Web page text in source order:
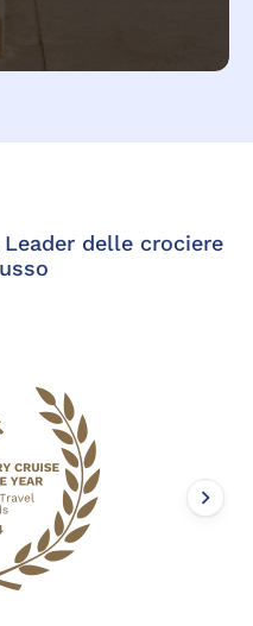
delle crociere